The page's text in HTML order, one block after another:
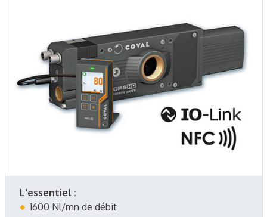
L'essentiel :
1600 Nl/mn de débit